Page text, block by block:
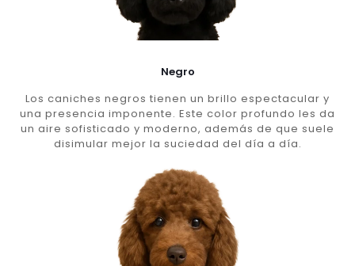
Negro
Los caniches negros tienen un brillo espectacular y
una presencia imponente. Este color profundo les da
un aire sofisticado y moderno, además de que suele
disimular mejor la suciedad del día a día.